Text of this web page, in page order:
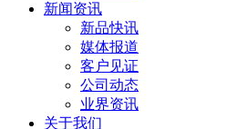
新闻资讯
新品快讯
媒体报道
客户见证
公司动态
业界资讯
关于我们